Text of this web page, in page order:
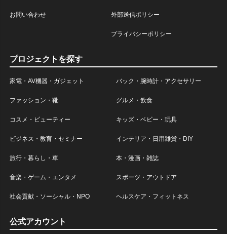
お問い合わせ 外部送信ポリシー
プライバシーポリシー
プロジェクトを探す
家電・AV機器・ガジェット バック・腕時計・アクセサリー
ファッション・靴 グルメ・飲食
コスメ・ビューティー キッズ・ベビー・玩具
ビジネス・教育・セミナー インテリア・日用雑貨・DIY
旅行・暮らし・車 本・漫画・雑誌
音楽・ゲーム・エンタメ スポーツ・アウトドア
社会貢献・ソーシャル・NPO ヘルスケア・フィットネス
公式アカウント